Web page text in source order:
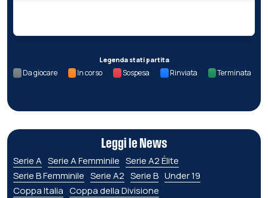
Legenda stati partita
Da giocare In corso Sospesa Rinviata Terminata
Leggi le News
Serie A Serie A Femminile Serie A2 Élite
Serie B Femminile Serie A2 Serie B Under 19
Coppa Italia Coppa della Divisione